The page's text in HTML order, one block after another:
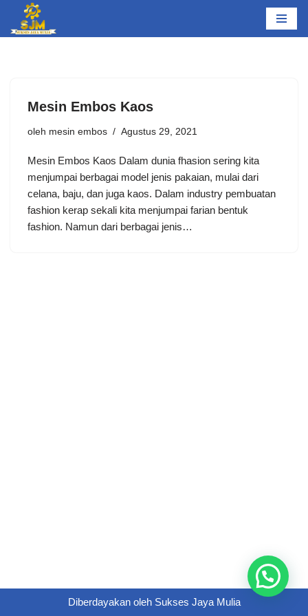
Lompat
Mesin Embos Kaos
oleh mesin embos Agustus 29, 2021
Mesin Embos Kaos Dalam dunia fhasion sering kita
menjumpai berbagai model jenis pakaian, mulai dari
celana, baju, dan juga kaos. Dalam industry pembuatan
fashion kerap sekali kita menjumpai farian bentuk
fashion. Namun dari berbagai jenis…
Diberdayakan oleh Sukses Jaya Mulia